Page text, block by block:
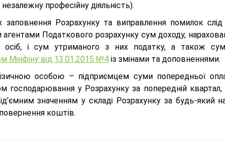
професійну діяльність).
заповнення Розрахунку та виправлення помилок
Податкового розрахунку сум доходу,
осіб, і сум утриманого з них податку, а також
Мінфіну від 13.01.2015 №4 із змінами та доповненнями.
особою – підприємцем суми попередньої
господарювання у Розрахунку за попередній
значенням у складі Розрахунку за будь-який
коштів.